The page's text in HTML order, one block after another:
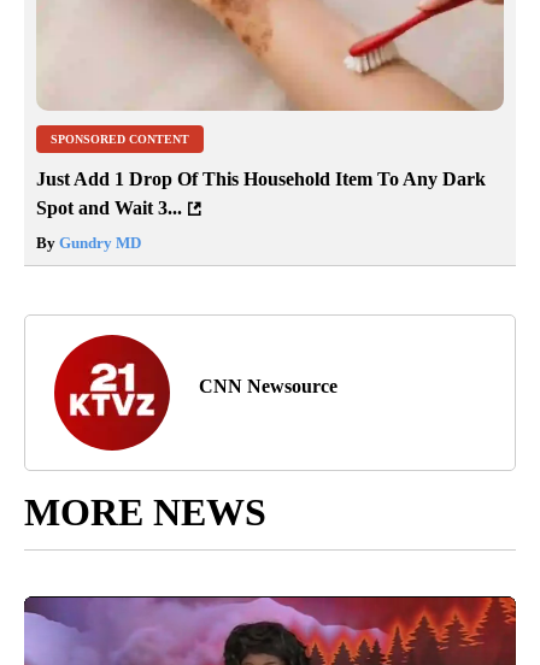
SPONSORED CONTENT
Just Add 1 Drop Of This Household Item To Any Dark
Spot and Wait 3...
By Gundry MD
CNN Newsource
MORE NEWS